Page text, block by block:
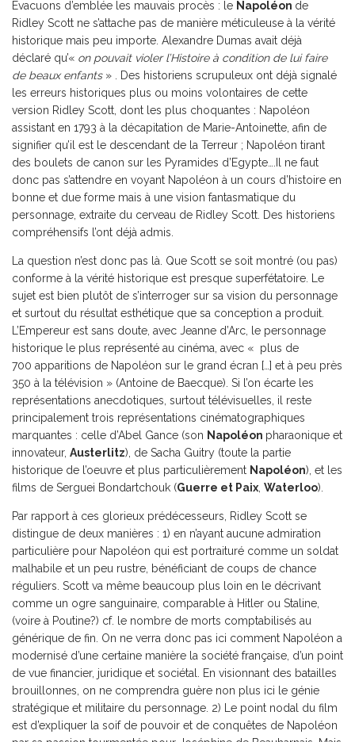
Evacuons d’emblée les mauvais procès : le Napoléon de
Ridley Scott ne s’attache pas de manière méticuleuse à la vérité
historique mais peu importe. Alexandre Dumas avait déjà
déclaré qu’« on pouvait violer l’Histoire à condition de lui faire
de beaux enfants» . Des historiens scrupuleux ont déjà signalé
les erreurs historiques plus ou moins volontaires de cette
version Ridley Scott, dont les plus choquantes : Napoléon
assistant en 1793 à la décapitation de Marie-Antoinette, afin de
signifier qu’il est le descendant de la Terreur ; Napoléon tirant
des boulets de canon sur les Pyramides d’Egypte….Il ne faut
donc pas s’attendre en voyant Napoléon à un cours d’histoire en
bonne et due forme mais à une vision fantasmatique du
personnage, extraite du cerveau de Ridley Scott. Des historiens
compréhensifs l’ont déjà admis.
La question n’est donc pas là. Que Scott se soit montré (ou pas)
conforme à la vérité historique est presque superfétatoire. Le
sujet est bien plutôt de s’interroger sur sa vision du personnage
et surtout du résultat esthétique que sa conception a produit.
L’Empereur est sans doute, avec Jeanne d’Arc, le personnage
historique le plus représenté au cinéma, avec « plus de
700 apparitions de Napoléon sur le grand écran […] et à peu près
350 à la télévision » (Antoine de Baecque). Si l’on écarte les
représentations anecdotiques, surtout télévisuelles, il reste
principalement trois représentations cinématographiques
marquantes : celle d’Abel Gance (son Napoléon pharaonique et
innovateur, Austerlitz), de Sacha Guitry (toute la partie
historique de l’oeuvre et plus particulièrement Napoléon), et les
films de Serguei Bondartchouk (Guerre et Paix, Waterloo).
Par rapport à ces glorieux prédécesseurs, Ridley Scott se
distingue de deux manières : 1) en n’ayant aucune admiration
particulière pour Napoléon qui est portraituré comme un soldat
malhabile et un peu rustre, bénéficiant de coups de chance
réguliers. Scott va même beaucoup plus loin en le décrivant
comme un ogre sanguinaire, comparable à Hitler ou Staline,
(voire à Poutine?) cf. le nombre de morts comptabilisés au
générique de fin. On ne verra donc pas ici comment Napoléon a
modernisé d’une certaine manière la société française, d’un point
de vue financier, juridique et sociétal. En visionnant des batailles
brouillonnes, on ne comprendra guère non plus ici le génie
stratégique et militaire du personnage. 2) Le point nodal du film
est d’expliquer la soif de pouvoir et de conquêtes de Napoléon